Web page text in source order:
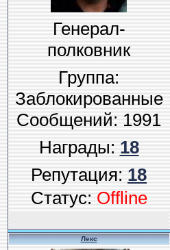
Генерал-
полковник
Группа:
Заблокированные
Сообщений:1991
Награды:18
Репутация:18
Статус:Offline
Лекс